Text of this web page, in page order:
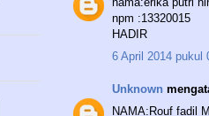
npm :13320015
HADIR
6 April 2014 pukul
Unknown
NAMA:Rouf fadil